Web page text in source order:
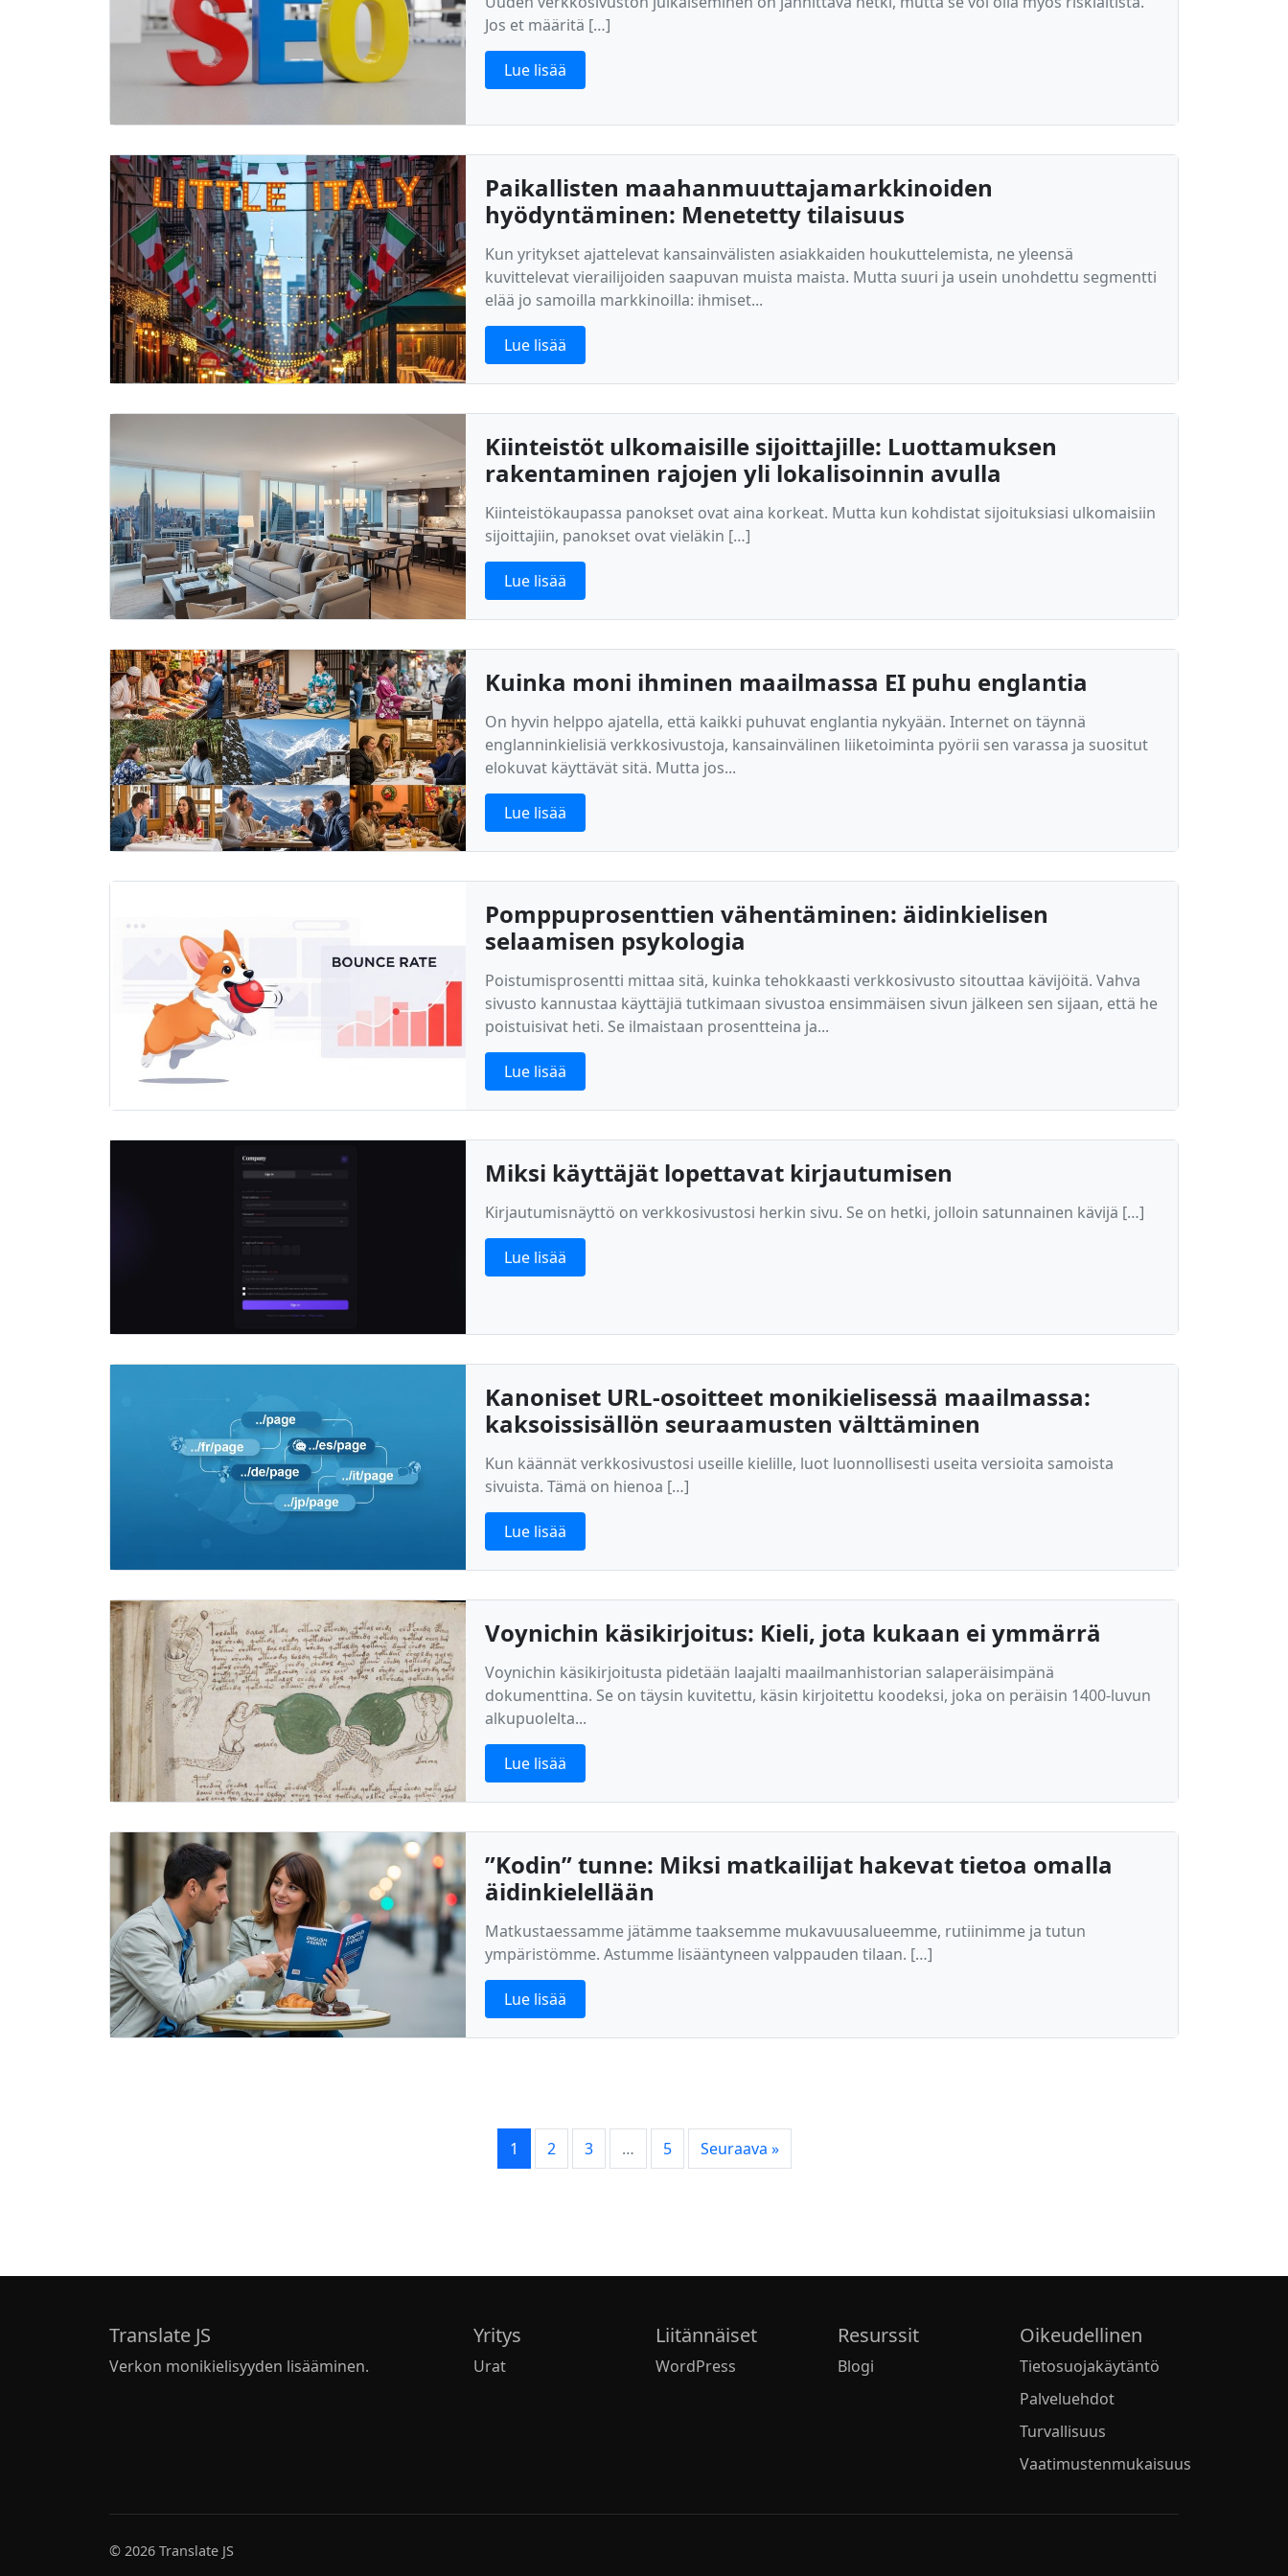
Jos et määritä […]
Lue lisää
Paikallisten maahanmuuttajamarkkinoiden
hyödyntäminen: Menetetty tilaisuus
Kun yritykset ajattelevat kansainvälisten asiakkaiden houkuttelemista, ne yleensä
kuvittelevat vierailijoiden saapuvan muista maista. Mutta suuri ja usein unohdettu segmentti
elää jo samoilla markkinoilla: ihmiset...
Lue lisää
Kiinteistöt ulkomaisille sijoittajille: Luottamuksen
rakentaminen rajojen yli lokalisoinnin avulla
Kiinteistökaupassa panokset ovat aina korkeat. Mutta kun kohdistat sijoituksiasi ulkomaisiin
sijoittajiin, panokset ovat vieläkin […]
Lue lisää
Kuinka moni ihminen maailmassa EI puhu englantia
On hyvin helppo ajatella, että kaikki puhuvat englantia nykyään. Internet on täynnä
englanninkielisiä verkkosivustoja, kansainvälinen liiketoiminta pyörii sen varassa ja suositut
elokuvat käyttävät sitä. Mutta jos...
Lue lisää
Pomppuprosenttien vähentäminen: äidinkielisen
selaamisen psykologia
Poistumisprosentti mittaa sitä, kuinka tehokkaasti verkkosivusto sitouttaa kävijöitä. Vahva
sivusto kannustaa käyttäjiä tutkimaan sivustoa ensimmäisen sivun jälkeen sen sijaan, että he
poistuisivat heti. Se ilmaistaan prosentteina ja...
Lue lisää
Miksi käyttäjät lopettavat kirjautumisen
Kirjautumisnäyttö on verkkosivustosi herkin sivu. Se on hetki, jolloin satunnainen kävijä […]
Lue lisää
Kanoniset URL-osoitteet monikielisessä maailmassa:
kaksoissisällön seuraamusten välttäminen
Kun käännät verkkosivustosi useille kielille, luot luonnollisesti useita versioita samoista
sivuista. Tämä on hienoa […]
Lue lisää
Voynichin käsikirjoitus: Kieli, jota kukaan ei ymmärrä
Voynichin käsikirjoitusta pidetään laajalti maailmanhistorian salaperäisimpänä
dokumenttina. Se on täysin kuvitettu, käsin kirjoitettu koodeksi, joka on peräisin 1400-luvun
alkupuolelta...
Lue lisää
”Kodin” tunne: Miksi matkailijat hakevat tietoa omalla
äidinkielellään
Matkustaessamme jätämme taaksemme mukavuusalueemme, rutiinimme ja tutun
ympäristömme. Astumme lisääntyneen valppauden tilaan. […]
Lue lisää
1 2 3 … 5 Seuraava »
Translate JS
Verkon monikielisyyden lisääminen.
Yritys
Urat
Liitännäiset
WordPress
Resurssit
Blogi
Oikeudellinen
Tietosuojakäytäntö
Palveluehdot
Turvallisuus
Vaatimustenmukaisuus
© 2026 Translate JS